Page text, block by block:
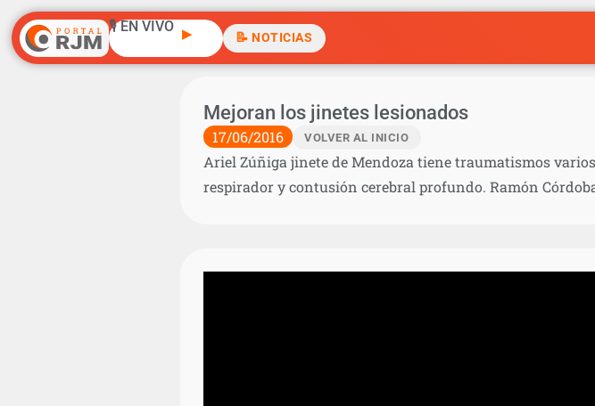
🎙️ EN VIVO ▶ 📝 NOTICIAS
Mejoran los jinetes lesionados
17/06/2016 VOLVER AL INICIO
Ariel Zúñiga jinete de Mendoza tiene traumatismos
respirador y contusión cerebral profundo. Ramón